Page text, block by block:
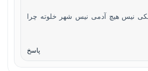
نیس هیچ آدمی نیس شهر خلوته چرا
پاسخ